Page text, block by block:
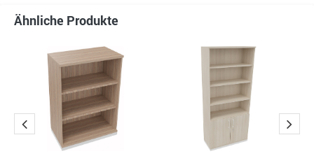
Ähnliche Produkte